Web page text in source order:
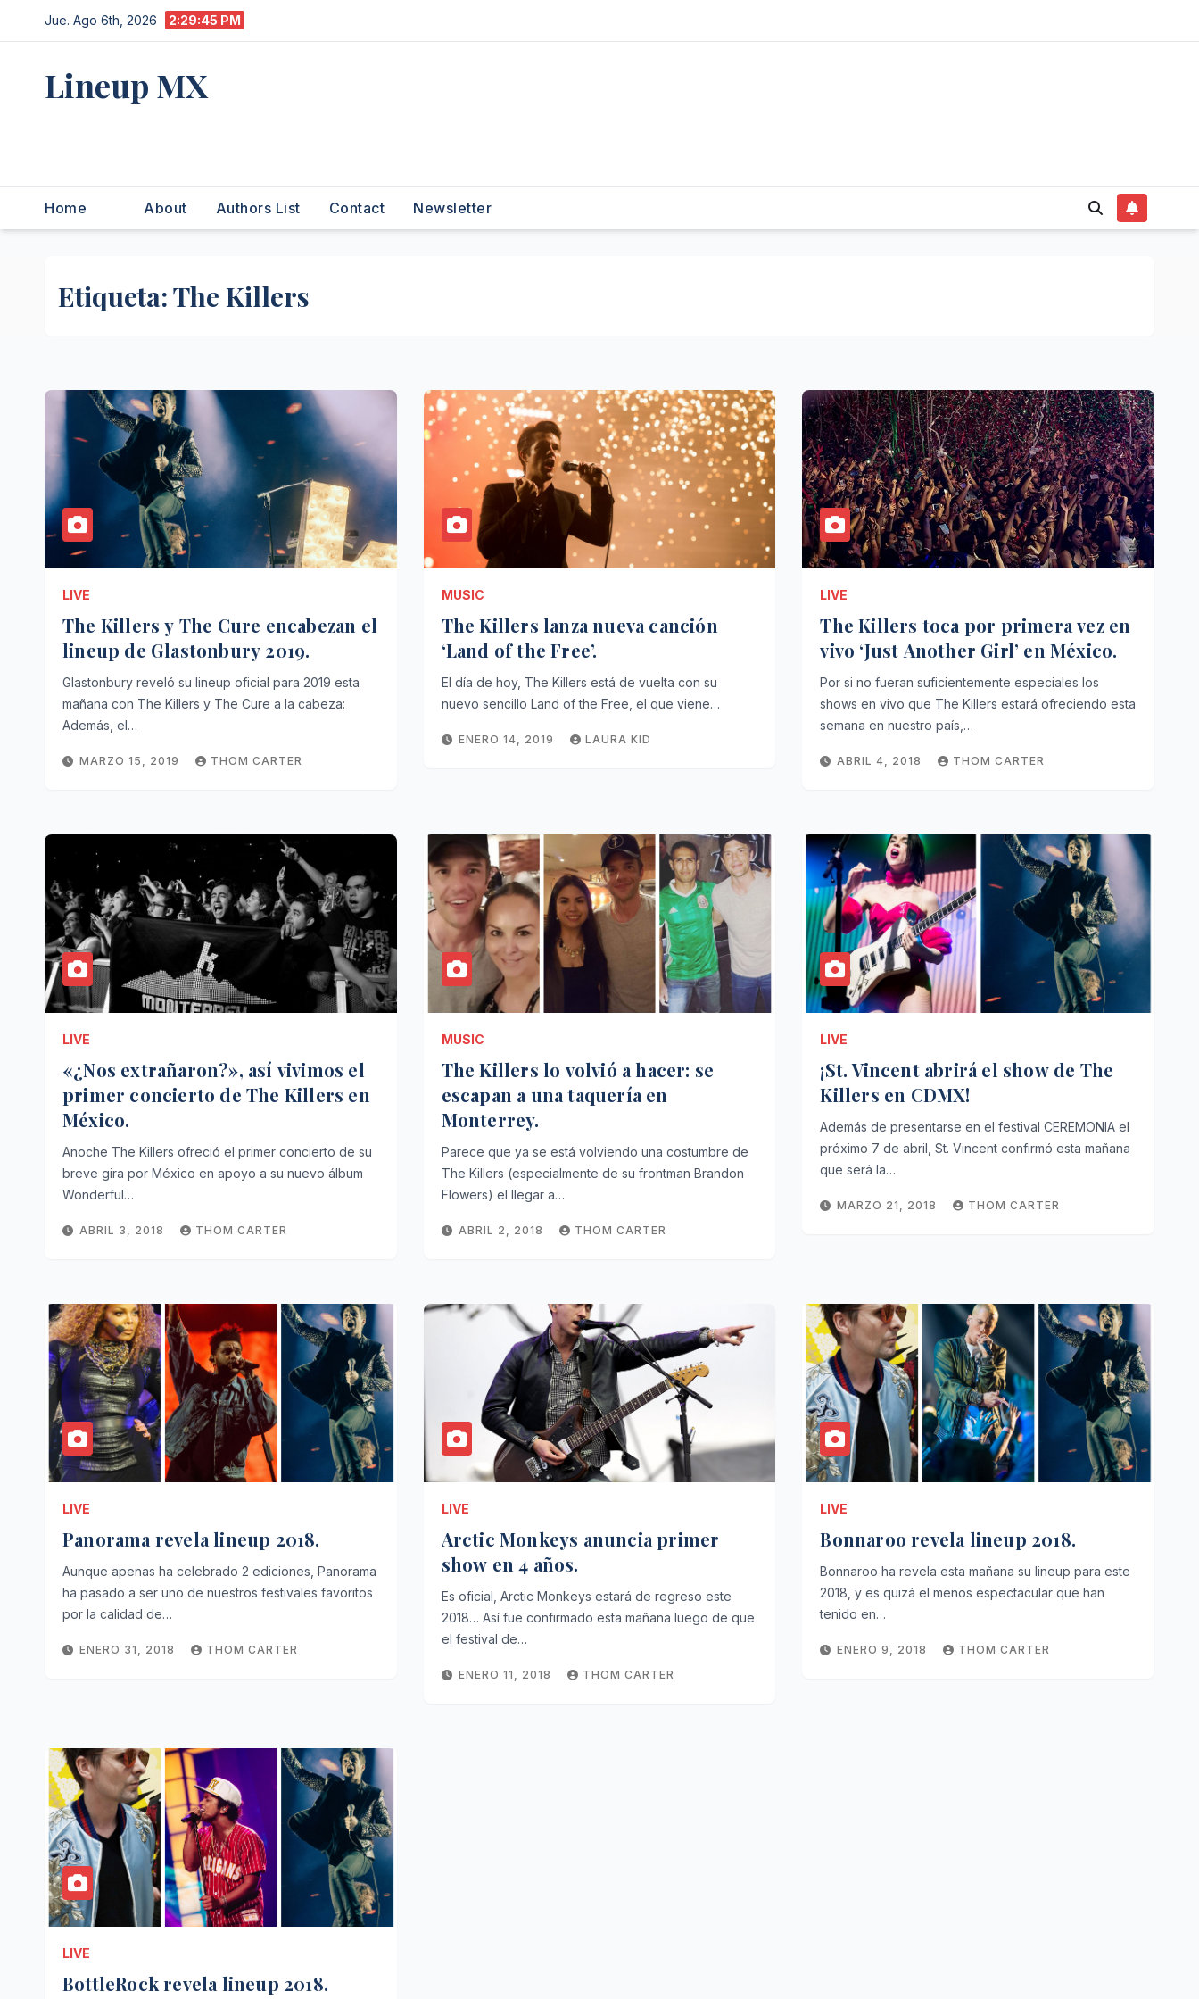
al
Jue. Ago 6th, 2026 2:29:46 PM
Lineup MX
Home About Authors List Contact Newsletter
Etiqueta:The Killers
LIVE
The Killers y The Cure encabezan el
lineup de Glastonbury 2019.
Glastonbury reveló su lineup oficial para 2019 esta
mañana con The Killers y The Cure a la cabeza:
Además, el…
MARZO 15, 2019 THOM CARTER
MUSIC
The Killers lanza nueva canción
‘Land of the Free’.
El día de hoy, The Killers está de vuelta con su
nuevo sencillo Land of the Free, el que viene…
ENERO 14, 2019 LAURA KID
LIVE
The Killers toca por primera vez en
vivo ‘Just Another Girl’ en México.
Por si no fueran suficientemente especiales los
shows en vivo que The Killers estará ofreciendo esta
semana en nuestro país,…
ABRIL 4, 2018 THOM CARTER
LIVE
«¿Nos extrañaron?», así vivimos el
primer concierto de The Killers en
México.
Anoche The Killers ofreció el primer concierto de su
breve gira por México en apoyo a su nuevo álbum
Wonderful…
ABRIL 3, 2018 THOM CARTER
MUSIC
The Killers lo volvió a hacer: se
escapan a una taquería en
Monterrey.
Parece que ya se está volviendo una costumbre de
The Killers (especialmente de su frontman Brandon
Flowers) el llegar a…
ABRIL 2, 2018 THOM CARTER
LIVE
¡St. Vincent abrirá el show de The
Killers en CDMX!
Además de presentarse en el festival CEREMONIA el
próximo 7 de abril, St. Vincent confirmó esta mañana
que será la…
MARZO 21, 2018 THOM CARTER
LIVE
Panorama revela lineup 2018.
Aunque apenas ha celebrado 2 ediciones, Panorama
ha pasado a ser uno de nuestros festivales favoritos
por la calidad de…
ENERO 31, 2018 THOM CARTER
LIVE
Arctic Monkeys anuncia primer
show en 4 años.
Es oficial, Arctic Monkeys estará de regreso este
2018… Así fue confirmado esta mañana luego de que
el festival de…
ENERO 11, 2018 THOM CARTER
LIVE
Bonnaroo revela lineup 2018.
Bonnaroo ha revela esta mañana su lineup para este
2018, y es quizá el menos espectacular que han
tenido en…
ENERO 9, 2018 THOM CARTER
LIVE
BottleRock revela lineup 2018.